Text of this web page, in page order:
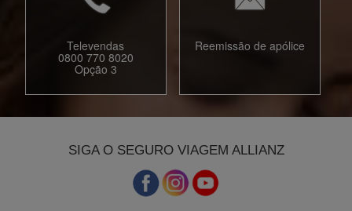
Televendas
0800 770 8020
Opção 3
Reemissão de apólice
SIGA O SEGURO VIAGEM ALLIANZ